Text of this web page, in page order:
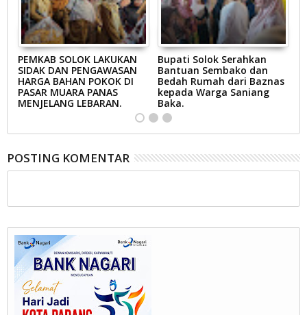
PEMKAB SOLOK LAKUKAN
SIDAK DAN PENGAWASAN
HARGA BAHAN POKOK DI
PASAR MUARA PANAS
MENJELANG LEBARAN.
Bupati Solok Serahkan
Bantuan Sembako dan
Bedah Rumah dari Baznas
kepada Warga Saniang
Baka.
POSTING KOMENTAR